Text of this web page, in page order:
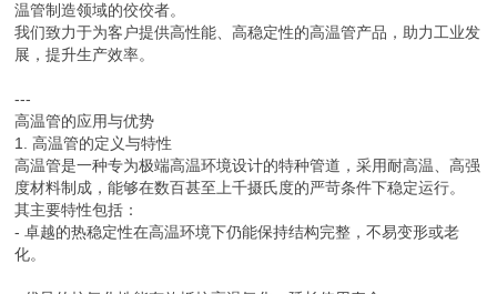
温管制造领域的佼佼者。
我们致力于为客户提供高性能、高稳定性的高温管产品，助力工业发
展，提升生产效率。
---
高温管的应用与优势
1. 高温管的定义与特性
高温管是一种专为极端高温环境设计的特种管道，采用耐高温、高强
度材料制成，能够在数百甚至上千摄氏度的严苛条件下稳定运行。
其主要特性包括：
- 卓越的热稳定性在高温环境下仍能保持结构完整，不易变形或老
化。